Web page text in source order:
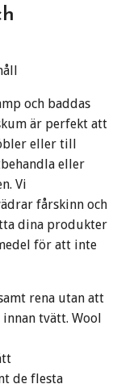
och baddas
är perfekt att
eller till
eller
Vi
fårskinn och
dina produkter
för att inte
rena utan att
tvätt. Wool
de flesta